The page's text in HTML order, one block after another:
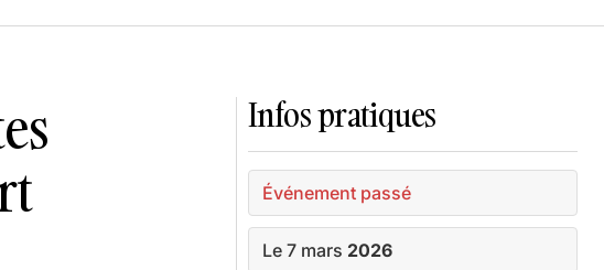
à la patinoire
Infos pratiques
Événement passé
Le 7 mars 2026